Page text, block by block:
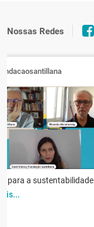
Nossas Redes
para a sustentabilidade